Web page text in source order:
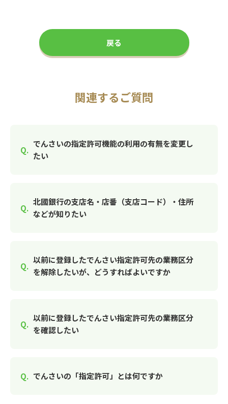
戻る
関連するご質問
でんさいの指定許可機能の利用の有無を変更し
たい
北國銀行の支店名・店番（支店コード）・住所
などが知りたい
以前に登録したでんさい指定許可先の業務区分
を解除したいが、どうすればよいですか
以前に登録したでんさい指定許可先の業務区分
を確認したい
でんさいの「指定許可」とは何ですか